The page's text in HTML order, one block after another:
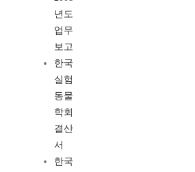
년도
업무
보고
한국
실험
동물
학회
결산
서
한국